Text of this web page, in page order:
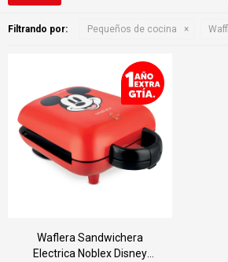
Filtrando por: Pequeños de cocina
Waflera Sandwichera
Electrica Noblex Disney